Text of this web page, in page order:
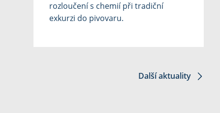
rozloučení s chemií při tradiční
exkurzi do pivovaru.
Další aktuality